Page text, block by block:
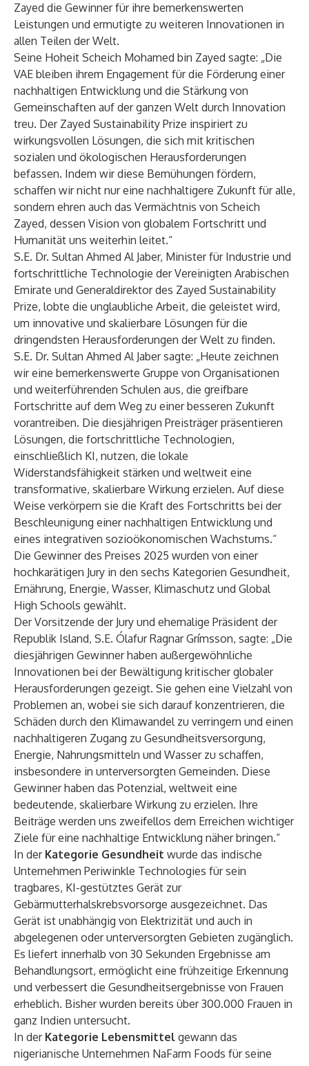
Zayed die Gewinner für ihre bemerkenswerten
Leistungen und ermutigte zu weiteren Innovationen in
allen Teilen der Welt.
Seine Hoheit Scheich Mohamed bin Zayed sagte: „Die
VAE bleiben ihrem Engagement für die Förderung einer
nachhaltigen Entwicklung und die Stärkung von
Gemeinschaften auf der ganzen Welt durch Innovation
treu. Der Zayed Sustainability Prize inspiriert zu
wirkungsvollen Lösungen, die sich mit kritischen
sozialen und ökologischen Herausforderungen
befassen. Indem wir diese Bemühungen fördern,
schaffen wir nicht nur eine nachhaltigere Zukunft für alle,
sondern ehren auch das Vermächtnis von Scheich
Zayed, dessen Vision von globalem Fortschritt und
Humanität uns weiterhin leitet.“
S.E. Dr. Sultan Ahmed Al Jaber, Minister für Industrie und
fortschrittliche Technologie der Vereinigten Arabischen
Emirate und Generaldirektor des Zayed Sustainability
Prize, lobte die unglaubliche Arbeit, die geleistet wird,
um innovative und skalierbare Lösungen für die
dringendsten Herausforderungen der Welt zu finden.
S.E. Dr. Sultan Ahmed Al Jaber sagte: „Heute zeichnen
wir eine bemerkenswerte Gruppe von Organisationen
und weiterführenden Schulen aus, die greifbare
Fortschritte auf dem Weg zu einer besseren Zukunft
vorantreiben. Die diesjährigen Preisträger präsentieren
Lösungen, die fortschrittliche Technologien,
einschließlich KI, nutzen, die lokale
Widerstandsfähigkeit stärken und weltweit eine
transformative, skalierbare Wirkung erzielen. Auf diese
Weise verkörpern sie die Kraft des Fortschritts bei der
Beschleunigung einer nachhaltigen Entwicklung und
eines integrativen sozioökonomischen Wachstums.“
Die Gewinner des Preises 2025 wurden von einer
hochkarätigen Jury in den sechs Kategorien Gesundheit,
Ernährung, Energie, Wasser, Klimaschutz und Global
High Schools gewählt.
Der Vorsitzende der Jury und ehemalige Präsident der
Republik Island, S.E. Ólafur Ragnar Grímsson, sagte: „Die
diesjährigen Gewinner haben außergewöhnliche
Innovationen bei der Bewältigung kritischer globaler
Herausforderungen gezeigt. Sie gehen eine Vielzahl von
Problemen an, wobei sie sich darauf konzentrieren, die
Schäden durch den Klimawandel zu verringern und einen
nachhaltigeren Zugang zu Gesundheitsversorgung,
Energie, Nahrungsmitteln und Wasser zu schaffen,
insbesondere in unterversorgten Gemeinden. Diese
Gewinner haben das Potenzial, weltweit eine
bedeutende, skalierbare Wirkung zu erzielen. Ihre
Beiträge werden uns zweifellos dem Erreichen wichtiger
Ziele für eine nachhaltige Entwicklung näher bringen.“
In der Kategorie Gesundheit wurde das indische
Unternehmen Periwinkle Technologies für sein
tragbares, KI-gestütztes Gerät zur
Gebärmutterhalskrebsvorsorge ausgezeichnet. Das
Gerät ist unabhängig von Elektrizität und auch in
abgelegenen oder unterversorgten Gebieten zugänglich.
Es liefert innerhalb von 30 Sekunden Ergebnisse am
Behandlungsort, ermöglicht eine frühzeitige Erkennung
und verbessert die Gesundheitsergebnisse von Frauen
erheblich. Bisher wurden bereits über 300.000 Frauen in
ganz Indien untersucht.
In der Kategorie Lebensmittel gewann das
nigerianische Unternehmen NaFarm Foods für seine